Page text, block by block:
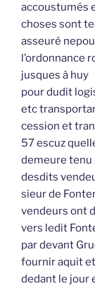
accoustumés
choses sont
asseuré
l’ordonnance
jusques à huy
pour dudit
etc
cession et
57 escuz
demeure tenu
desdits
sieur de
vendeurs ont
vers ledit
par devant
fournir aquit
dedant le jour